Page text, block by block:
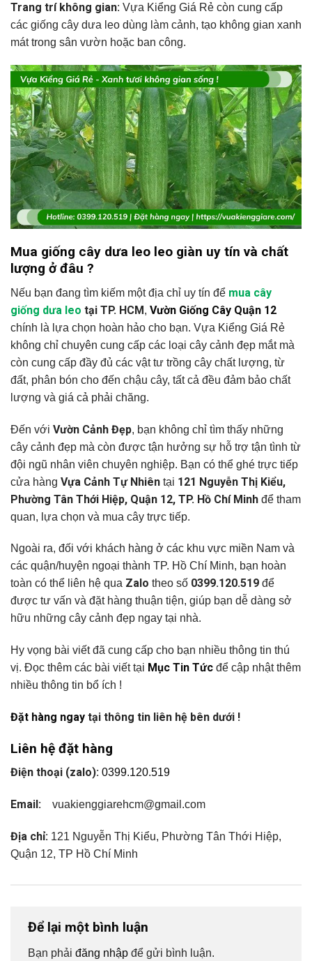
Trang trí không gian: Vựa Kiểng Giá Rẻ còn cung cấp
các giống cây dưa leo dùng làm cảnh, tạo không gian xanh
mát trong sân vườn hoặc ban công.
Mua giống cây dưa leo leo giàn uy tín và chất
lượng ở đâu ?
Nếu bạn đang tìm kiếm một địa chỉ uy tín để mua cây
giống dưa leo tại TP. HCM, Vườn Giống Cây Quận 12
chính là lựa chọn hoàn hảo cho bạn. Vựa Kiểng Giá Rẻ
không chỉ chuyên cung cấp các loại cây cảnh đẹp mắt mà
còn cung cấp đầy đủ các vật tư trồng cây chất lượng, từ
đất, phân bón cho đến chậu cây, tất cả đều đảm bảo chất
lượng và giá cả phải chăng.
Đến với Vườn Cảnh Đẹp, bạn không chỉ tìm thấy những
cây cảnh đẹp mà còn được tận hưởng sự hỗ trợ tận tình từ
đội ngũ nhân viên chuyên nghiệp. Bạn có thể ghé trực tiếp
cửa hàng Vựa Cảnh Tự Nhiên tại 121 Nguyễn Thị Kiểu,
Phường Tân Thới Hiệp, Quận 12, TP. Hồ Chí Minh để tham
quan, lựa chọn và mua cây trực tiếp.
Ngoài ra, đối với khách hàng ở các khu vực miền Nam và
các quận/huyện ngoại thành TP. Hồ Chí Minh, bạn hoàn
toàn có thể liên hệ qua Zalo theo số 0399.120.519 để
được tư vấn và đặt hàng thuận tiện, giúp bạn dễ dàng sở
hữu những cây cảnh đẹp ngay tại nhà.
Hy vọng bài viết đã cung cấp cho bạn nhiều thông tin thú
vị. Đọc thêm các bài viết tại Mục Tin Tức để cập nhật thêm
nhiều thông tin bổ ích !
Đặt hàng ngay tại thông tin liên hệ bên dưới !
Liên hệ đặt hàng
Điện thoại (zalo): 0399.120.519
Email: vuakienggiarehcm@gmail.com
Địa chỉ: 121 Nguyễn Thị Kiểu, Phường Tân Thới Hiệp,
Quận 12, TP Hồ Chí Minh
Để lại một bình luận
Bạn phải đăng nhập để gửi bình luận.